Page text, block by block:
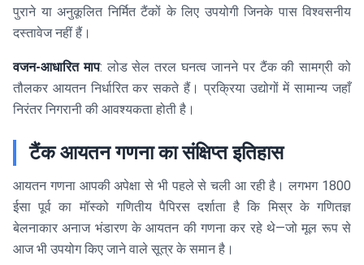
पुराने या अनुकूलित निर्मित टैंकों के लिए उपयोगी जिनके पास विश्वसनीय
दस्तावेज नहीं हैं।
वजन-आधारित माप: लोड सेल तरल घनत्व जानने पर टैंक की सामग्री को
तौलकर आयतन निर्धारित कर सकते हैं। प्रक्रिया उद्योगों में सामान्य जहाँ
निरंतर निगरानी की आवश्यकता होती है।
टैंक आयतन गणना का संक्षिप्त इतिहास
आयतन गणना आपकी अपेक्षा से भी पहले से चली आ रही है। लगभग 1800
ईसा पूर्व का मॉस्को गणितीय पैपिरस दर्शाता है कि मिस्र के गणितज्ञ
बेलनाकार अनाज भंडारण के आयतन की गणना कर रहे थे—जो मूल रूप से
आज भी उपयोग किए जाने वाले सूत्र के समान है।